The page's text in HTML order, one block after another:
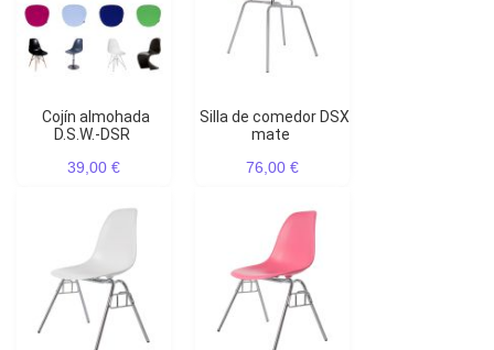
Cojín almohada
D.S.W.-DSR
39,00 €
Silla de comedor DSX
mate
76,00 €